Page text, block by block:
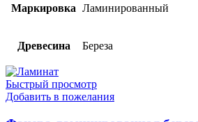
Маркировка Ламинированный
Древесина Береза
Быстрый просмотр
Добавить в пожелания